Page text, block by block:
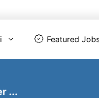
Featured
...